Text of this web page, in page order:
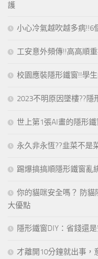
護
小心冷氣越吹越多病!!6
工安意外頻傳!!高高順
校園應裝隱形鐵窗!!學
2023不明原因墜樓??
世上第1張AI畫的隱形
永久非永恆??韭菜不是
踢爆搞搞順隱形鐵窗亂
你的貓咪安全嗎？ 防
大優點
隱形鐵窗DIY：省錢還
才離開10分鐘就出事，